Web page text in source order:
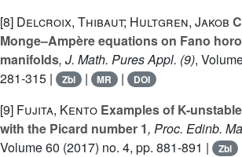
[8] Delcroix, Thibaut; Hultgren, Jakob
Monge–Ampère equations on Fano
manifolds, J. Math. Pures Appl. (9),
281-315 |
Zbl | MR | DOI
[9] Fujita, Kento Examples of K-
with the Picard number 1, Proc. Edinb.
Volume 60 (2017) no. 4, pp. 881-891 | Zbl